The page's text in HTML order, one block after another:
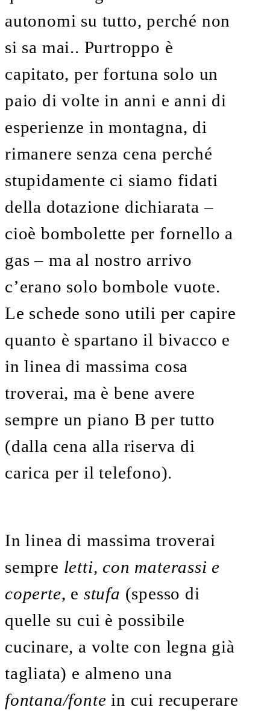
autonomi su tutto, perché non
si sa mai.. Purtroppo è
capitato, per fortuna solo un
paio di volte in anni e anni di
esperienze in montagna, di
rimanere senza cena perché
stupidamente ci siamo fidati
della dotazione dichiarata –
cioè bombolette per fornello a
gas – ma al nostro arrivo
c’erano solo bombole vuote.
Le schede sono utili per capire
quanto è spartano il bivacco e
in linea di massima cosa
troverai, ma è bene avere
sempre un piano B per tutto
(dalla cena alla riserva di
carica per il telefono).
In linea di massima troverai
sempre letti, con materassi e
coperte, e stufa (spesso di
quelle su cui è possibile
cucinare, a volte con legna già
tagliata) e almeno una
fontana/fonte in cui recuperare